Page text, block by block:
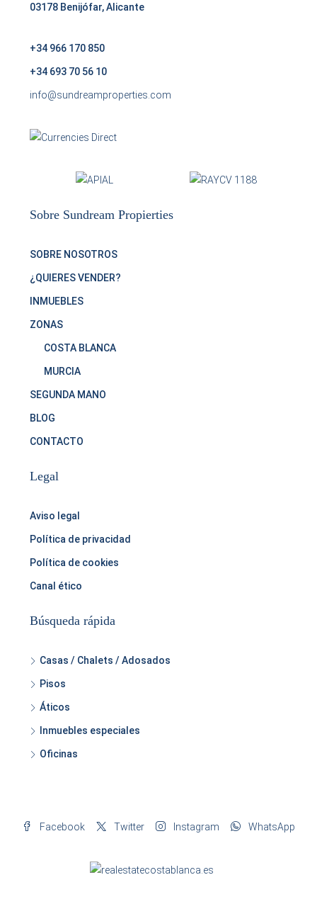
03178 Benijófar, Alicante
+34 966 170 850
+34 693 70 56 10
info@sundreamproperties.com
Sobre Sundream Propierties
SOBRE NOSOTROS
¿QUIERES VENDER?
INMUEBLES
ZONAS
COSTA BLANCA
MURCIA
SEGUNDA MANO
BLOG
CONTACTO
Legal
Aviso legal
Política de privacidad
Política de cookies
Canal ético
Búsqueda rápida
Casas / Chalets / Adosados
Pisos
Áticos
Inmuebles especiales
Oficinas
Facebook Twitter Instagram WhatsApp